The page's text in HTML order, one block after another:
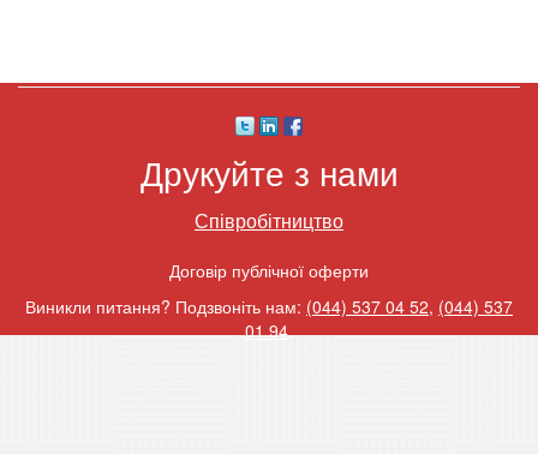
Друкуйте з нами
Співробітництво
Договір публічної оферти
Виникли питання? Подзвоніть нам: (044) 537 04 52, (044) 537
01 94.